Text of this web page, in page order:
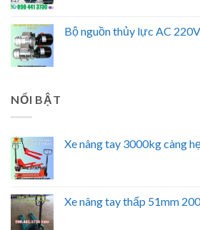
Bộ nguồn thủy lực AC
NỔI BẬT
Xe nâng tay 3000kg càng
Xe nâng tay thấp 51mm